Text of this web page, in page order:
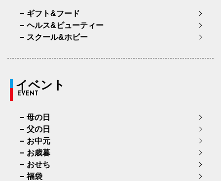
ギフト&フード
ヘルス&ビューティー
スクール&ホビー
イベント
EVENT
母の日
父の日
お中元
お歳暮
おせち
福袋